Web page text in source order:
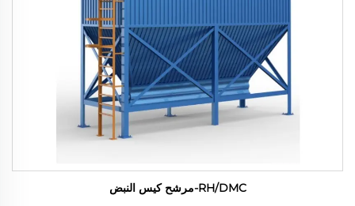
RH/DMC-مرشح كيس النبض